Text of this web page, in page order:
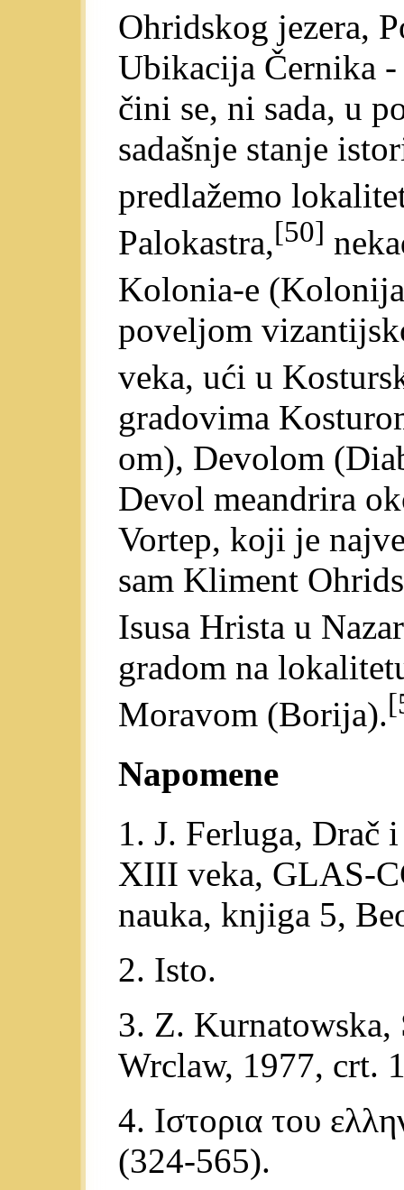
Ohridskog jezera,
Ubikacija Černika
čini se, ni sada, u
sadašnje stanje
predlažemo
Palokastra,[50]
Kolonia-e
poveljom
veka, ući u
gradovima
om), Devolom
Devol meandrira
Vortep, koji je
sam Kliment
Isusa Hrista u
gradom na
Moravom (Borija).
Napomene
1. J. Ferluga, Drač
XIII veka, GLAS-
nauka, knjiga 5,
2. Isto.
3. Z. Kurnatowska,
Wrclaw, 1977, crt.
4. Ιστορια του
(324-565).